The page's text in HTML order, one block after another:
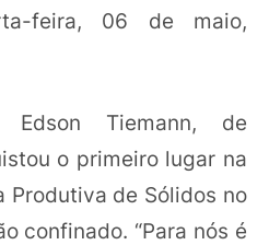
feira, 06 de maio,
Tiemann, de
o primeiro lugar na
Produtiva de Sólidos no
confinado. “Para nós é